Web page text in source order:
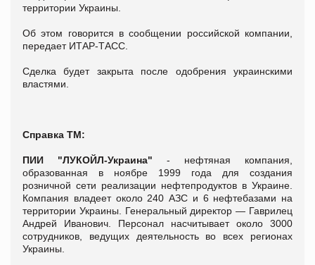
территории Украины.
Об этом говорится в сообщении российской компании,
передает ИТАР-ТАСС.
Сделка будет закрыта после одобрения украинскими
властями.
Справка ТМ:
ПИИ "ЛУКОЙЛ-Украина" - нефтяная компания,
образованная в ноябре 1999 года для создания
розничной сети реализации нефтепродуктов в Украине.
Компания владеет около 240 АЗС и 6 нефтебазами на
территории Украины. Генеральный директор — Гаврилец
Андрей Иванович. Персонал насчитывает около 3000
сотрудников, ведущих деятельность во всех регионах
Украины.